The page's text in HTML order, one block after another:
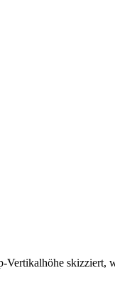
Vertikalhöhe skizziert,